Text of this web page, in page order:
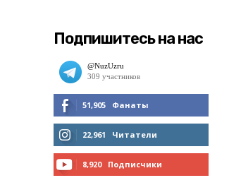
Подпишитесь на нас
51,905 Фанаты
МНЕ НРАВИТСЯ
22,961 Читатели
8,920 Подписчики